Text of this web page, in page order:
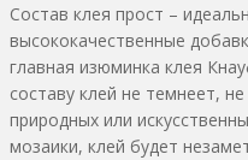
Состав клея прост –
высококачественные
главная изюминка клея
составу клей не темнеет,
природных или
мозаики, клей будет